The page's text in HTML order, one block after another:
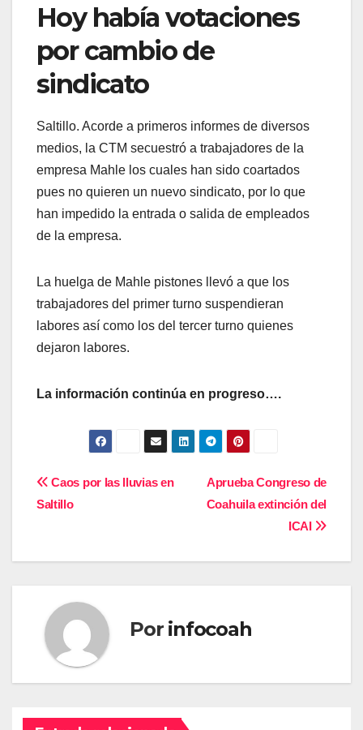
Hoy había votaciones
por cambio de
sindicato
Saltillo. Acorde a primeros informes de diversos
medios, la CTM secuestró a trabajadores de la
empresa Mahle los cuales han sido coartados
pues no quieren un nuevo sindicato, por lo que
han impedido la entrada o salida de empleados
de la empresa.
La huelga de Mahle pistones llevó a que los
trabajadores del primer turno suspendieran
labores así como los del tercer turno quienes
dejaron labores.
La información continúa en progreso….
Navegación
entradas
Aprueba Congreso de
Coahuila extinción del
ICAI
Caos por las lluvias en
Saltillo
Por infocoah